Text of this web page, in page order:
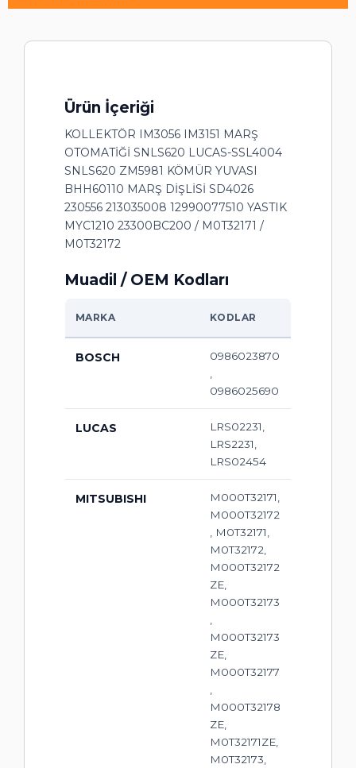
Ürün İçeriği
KOLLEKTÖR IM3056 IM3151 MARŞ
OTOMATİĞİ SNLS620 LUCAS-SSL4004
SNLS620 ZM5981 KÖMÜR YUVASI
BHH60110 MARŞ DİŞLİSİ SD4026
230556 213035008 12990077510 YASTIK
MYC1210 23300BC200 / M0T32171 /
M0T32172
Muadil / OEM Kodları
MARKA KODLAR
BOSCH
0986023870
,
0986025690
LUCAS
LRS02231,
LRS2231,
LRS02454
MITSUBISHI
M000T32171,
M000T32172
, M0T32171,
M0T32172,
M000T32172
ZE,
M000T32173
,
M000T32173
ZE,
M000T32177
,
M000T32178
ZE,
M0T32171ZE,
M0T32173,